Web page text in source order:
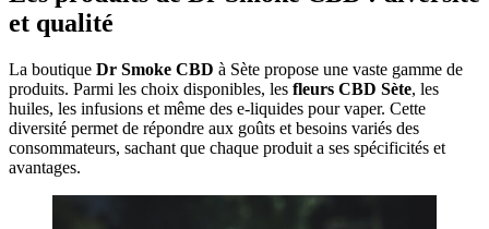
et qualité
La boutique Dr Smoke CBD à Sète propose une vaste gamme de
produits. Parmi les choix disponibles, les fleurs CBD Sète, les
huiles, les infusions et même des e-liquides pour vaper. Cette
diversité permet de répondre aux goûts et besoins variés des
consommateurs, sachant que chaque produit a ses spécificités et
avantages.